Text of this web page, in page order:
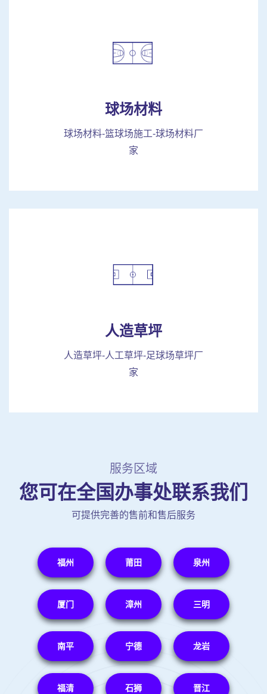
球场材料
球场材料-篮球场施工-球场材料厂
家
人造草坪
人造草坪-人工草坪-足球场草坪厂
家
服务区域
您可在全国办事处联系我们
可提供完善的售前和售后服务
福州 莆田 泉州
厦门 漳州 三明
南平 宁德 龙岩
福清 石狮 晋江